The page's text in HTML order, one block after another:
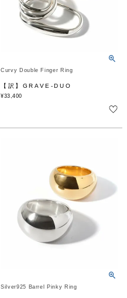
Curvy Double Finger Ring
【訳】GRAVE-DUO
¥33,400
Silver925 Barrel Pinky Ring